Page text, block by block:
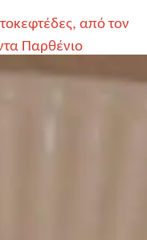
από τον
Παρθένιο